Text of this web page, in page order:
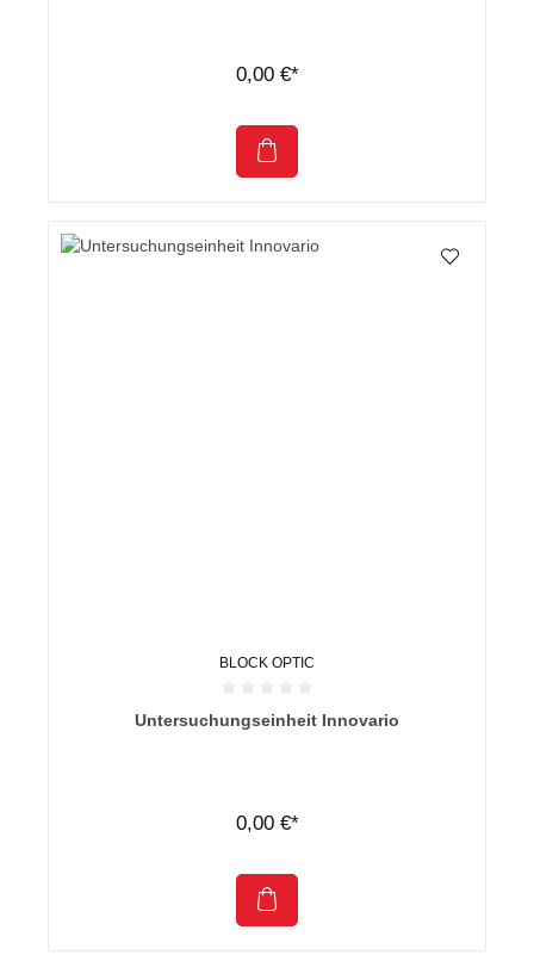
0,00 €*
BLOCK OPTIC
Durchschnittliche Bewertung von 0 von 5 Sternen
Untersuchungseinheit Innovario
0,00 €*